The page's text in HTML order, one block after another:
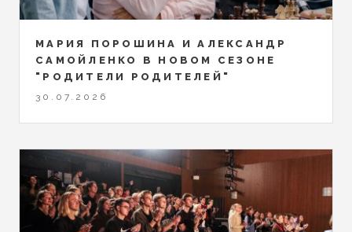
МАРИЯ ПОРОШИНА И АЛЕКСАНДР
САМОЙЛЕНКО В НОВОМ СЕЗОНЕ
"РОДИТЕЛИ РОДИТЕЛЕЙ"
30.07.2026